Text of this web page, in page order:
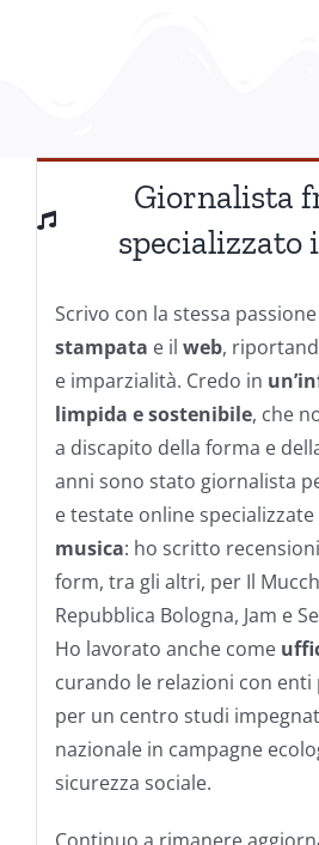
Giornalista
specializzato
Scrivo con la stessa
stampata e il web,
e imparzialità. Credo in
limpida e sostenibile, che
a discapito della forma e
anni sono stato giornalista
e testate online specializzate
musica: ho scritto
form, tra gli altri, per Il
Repubblica Bologna, Jam e
Ho lavorato anche come
curando le relazioni con enti
per un centro studi
nazionale in campagne
sicurezza sociale.